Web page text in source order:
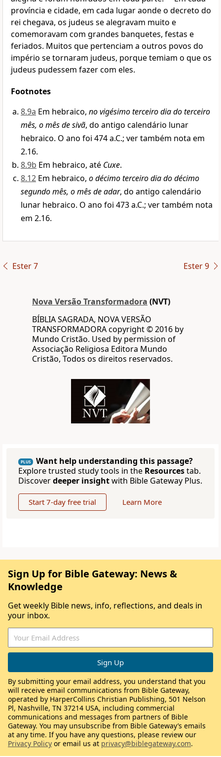
província e cidade, em cada lugar aonde o decreto do
rei chegava, os judeus se alegravam muito e
comemoravam com grandes banquetes, festas e
feriados. Muitos que pertenciam a outros povos do
império se tornaram judeus, porque temiam o que os
judeus pudessem fazer com eles.
Footnotes
8.9a Em hebraico, no vigésimo terceiro dia do terceiro
mês, o mês de sivã, do antigo calendário lunar
hebraico. O ano foi 474 a.C.; ver também nota em
2.16.
8.9b Em hebraico, até Cuxe.
8.12 Em hebraico, o décimo terceiro dia do décimo
segundo mês, o mês de adar, do antigo calendário
lunar hebraico. O ano foi 473 a.C.; ver também nota
em 2.16.
Ester 7 Ester 9
Nova Versão Transformadora (NVT)
BÍBLIA SAGRADA, NOVA VERSÃO
TRANSFORMADORA copyright © 2016 by
Mundo Cristão. Used by permission of
Associação Religiosa Editora Mundo
Cristão, Todos os direitos reservados.
PLUS
Want help understanding this passage?
Explore trusted study tools in the Resourcestab.
Discoverdeeper insightwith Bible Gateway Plus.
Start 7-day free trial Learn More
Sign Up for Bible Gateway: News &
Knowledge
Get weekly Bible news, info, reflections, and deals in
your inbox.
By submitting your email address, you understand that you
will receive email communications from Bible Gateway,
operated by HarperCollins Christian Publishing, 501 Nelson
Pl, Nashville, TN 37214 USA, including commercial
communications and messages from partners of Bible
Gateway. You may unsubscribe from Bible Gateway’s emails
at any time. If you have any questions, please review our
Privacy Policy or email us at privacy@biblegateway.com.